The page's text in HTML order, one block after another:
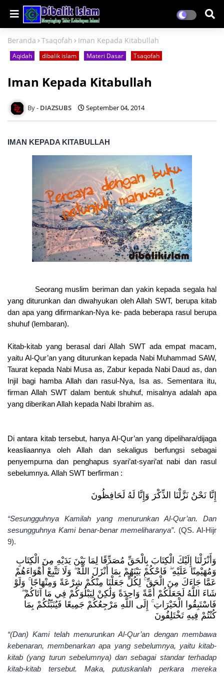
Beranda Tsaqofah Iman Kepada Kitabullah
Aqidah dibalik islam Materi Dasar Tsaqofah
Iman Kepada Kitabullah
DIAZSUBS September 04, 2014
IMAN KEPADA KITABULLAH
Seorang muslim beriman dan yakin kepada segala hal
yang diturunkan dan diwahyukan oleh Allah SWT, berupa kitab
dan apa yang difirmankan-Nya ke- pada beberapa rasul berupa
shuhuf (lembaran).
Kitab-kitab yang berasal dari Allah SWT ada empat macam,
yaitu Al-Qur’an yang diturunkan kepada Nabi Muhammad SAW,
Taurat kepada Nabi Musa as, Zabur kepada Nabi Daud as, dan
Injil bagi hamba Allah dan rasul-Nya, Isa as. Sementara itu,
firman Allah SWT dalam bentuk shuhuf, misalnya adalah apa
yang diberikan Allah kepada Nabi Ibrahim as.
Di antara kitab tersebut, hanya Al-Qur’an yang dipelihara/dijaga
keasliaannya oleh Allah dan sekaligus berfungsi sebagai
penyempurna dan penghapus syari’at-syari’at nabi dan rasul
sebelumnya. Allah SWT berfirman :
إِنَّا نَحْنُ نَزَّلْنَا الذِّكْرَ وَإِنَّا لَهُ لَحَافِظُونَ
“Sesungguhnya Kamilah yang menurunkan Al-Qur’an. Dan
sesungguhnya Kami benar-benar memeliharanya”. (QS. Al-Hijr
9).
وَأَنْزَلْنَا إِلَيْكَ الْكِتَابَ بِالْحَقِّ مُصَدِّقًا لِمَا بَيْنَ يَدَيْهِ مِنَ الْكِتَابِ
وَمُهَيْمِنًا عَلَيْهِ ۖ فَاحْكُمْ بَيْنَهُمْ بِمَا أَنْزَلَ اللَّهُ ۖ وَلَا تَتَّبِعْ أَهْوَاءَهُمْ
عَمَّا جَاءَكَ مِنَ الْحَقِّ ۚ لِكُلٍّ جَعَلْنَا مِنْكُمْ شِرْعَةً وَمِنْهَاجًا ۚ وَلَوْ
شَاءَ اللَّهُ لَجَعَلَكُمْ أُمَّةً وَاحِدَةً وَلَٰكِنْ لِيَبْلُوَكُمْ فِي مَا آتَاكُمْ ۖ
فَاسْتَبِقُوا الْخَيْرَاتِ ۚ إِلَى اللَّهِ مَرْجِعُكُمْ جَمِيعًا فَيُنَبِّئُكُمْ بِمَا
كُنْتُمْ فِيهِ تَخْتَلِفُونَ
“(Dan) Kami telah menurunkan Al-Qur’an dengan membawa
kebenaran, membenarkan apa yang sebelumnya, yaitu kitab-
kitab (yang turun sebelumnya) dan sebagai standar terhadap
kitab-kitab tersebut. Maka, putuskanlah perkara mereka